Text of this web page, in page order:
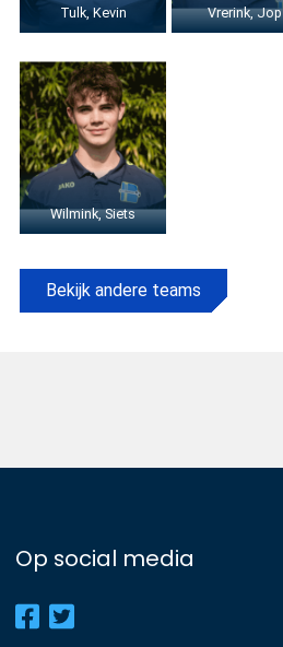
Tulk, Kevin Vrerink, Jop
Wilmink, Siets
Bekijk andere teams
Op social media